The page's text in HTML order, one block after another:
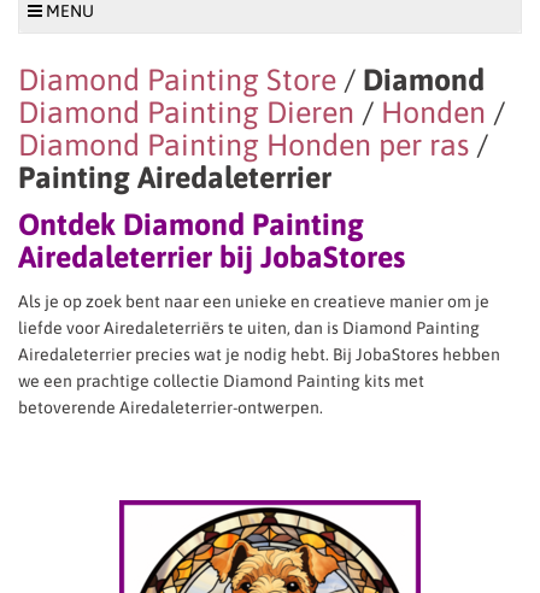
MENU
Diamond Painting Store /
Diamond Painting Dieren / Honden /
Diamond Painting Honden per ras /
Diamond
Painting Airedaleterrier
Ontdek Diamond Painting
Airedaleterrier bij JobaStores
Als je op zoek bent naar een unieke en creatieve manier om je
liefde voor Airedaleterriërs te uiten, dan is Diamond Painting
Airedaleterrier precies wat je nodig hebt. Bij JobaStores hebben
we een prachtige collectie Diamond Painting kits met
betoverende Airedaleterrier-ontwerpen.